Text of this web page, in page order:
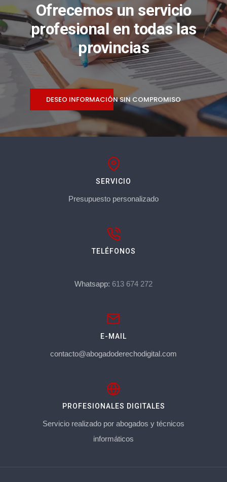
Ofrecemos un servicio
profesional en todas las
provincias
DESEO INFORMACIÓN SIN COMPROMISO
SERVICIO
Presupuesto personalizado
TELÉFONOS
Whatsapp: 613 674 272
E-MAIL
contacto@abogadoderechodigital.com
PROFESIONALES DIGITALES
Servicio realizado por abogados y técnicos
informáticos